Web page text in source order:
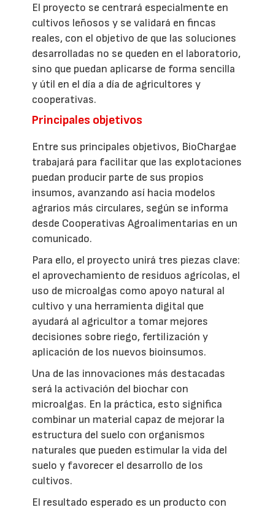
El proyecto se centrará especialmente en
cultivos leñosos y se validará en fincas
reales, con el objetivo de que las soluciones
desarrolladas no se queden en el laboratorio,
sino que puedan aplicarse de forma sencilla
y útil en el día a día de agricultores y
cooperativas.
Principales objetivos
Entre sus principales objetivos, BioChargae
trabajará para facilitar que las explotaciones
puedan producir parte de sus propios
insumos, avanzando así hacia modelos
agrarios más circulares, según se informa
desde Cooperativas Agroalimentarias en un
comunicado.
Para ello, el proyecto unirá tres piezas clave:
el aprovechamiento de residuos agrícolas, el
uso de microalgas como apoyo natural al
cultivo y una herramienta digital que
ayudará al agricultor a tomar mejores
decisiones sobre riego, fertilización y
aplicación de los nuevos bioinsumos.
Una de las innovaciones más destacadas
será la activación del biochar con
microalgas. En la práctica, esto significa
combinar un material capaz de mejorar la
estructura del suelo con organismos
naturales que pueden estimular la vida del
suelo y favorecer el desarrollo de los
cultivos.
El resultado esperado es un producto con